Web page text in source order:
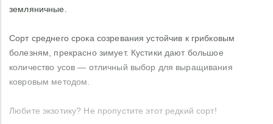
земляничные.
Сорт среднего срока созревания устойчив к грибковым
болезням, прекрасно зимует. Кустики дают большое
количество усов — отличный выбор для выращивания
ковровым методом.
Любите экзотику? Не пропустите этот редкий сорт!